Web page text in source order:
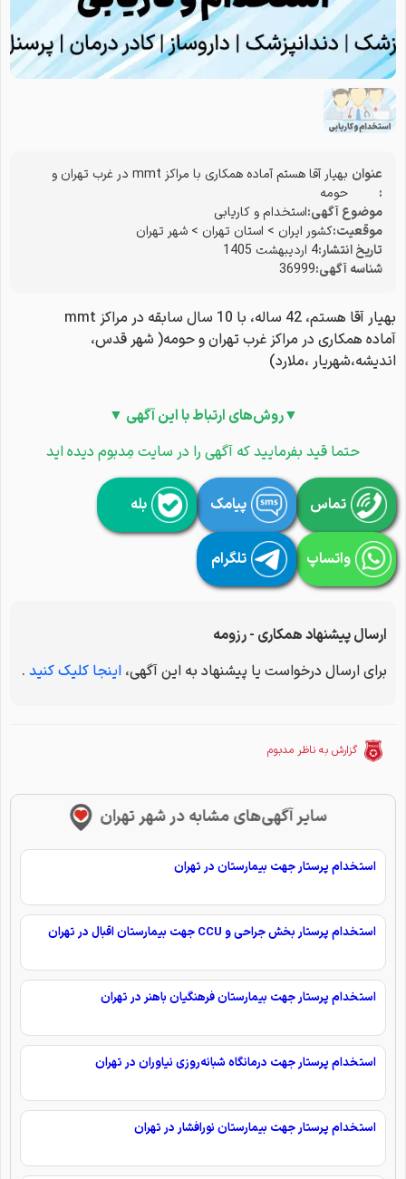
عنوان
:
بهیار آقا هستم آماده همکاری با مراکز mmt در غرب تهران و
حومه
موضوع آگهی:استخدام و کاریابی
موقعیت:کشور ایران > استان تهران > شهر تهران
تاریخ انتشار:4 اردیبهشت 1405
شناسه آگهی:36999
بهیار آقا هستم، 42 ساله، با 10 سال سابقه در مراکز mmt
آماده همکاری در مراکز غرب تهران و حومه( شهر قدس،
اندیشه،شهریار ،ملارد)
▼روش‌های ارتباط با این آگهی ▼
حتما قید بفرمایید که آگهی را در سایت مِدبوم دیده اید
تماس پیامک بله
واتساپ تلگرام
ارسال پیشنهاد همکاری - رزومه
برای ارسال درخواست یا پیشنهاد به این آگهی، اینجا کلیک کنید .
گزارش به ناظر مدبوم
سایر آگهی‌های مشابه در شهر تهران
استخدام پرستار جهت بیمارستان در تهران
استخدام پرستار بخش جراحی و CCU جهت بیمارستان اقبال در تهران
استخدام پرستار جهت بیمارستان فرهنگیان باهنر در تهران
استخدام پرستار جهت درمانگاه شبانه‌روزی نیاوران در تهران
استخدام پرستار جهت بیمارستان نورافشار در تهران